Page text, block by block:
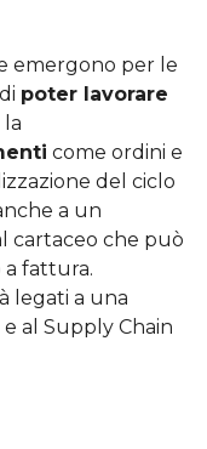
emergono per le
poter lavorare
la
come ordini e
del ciclo
a un
cartaceo che può
a fattura.
legati a una
al Supply Chain